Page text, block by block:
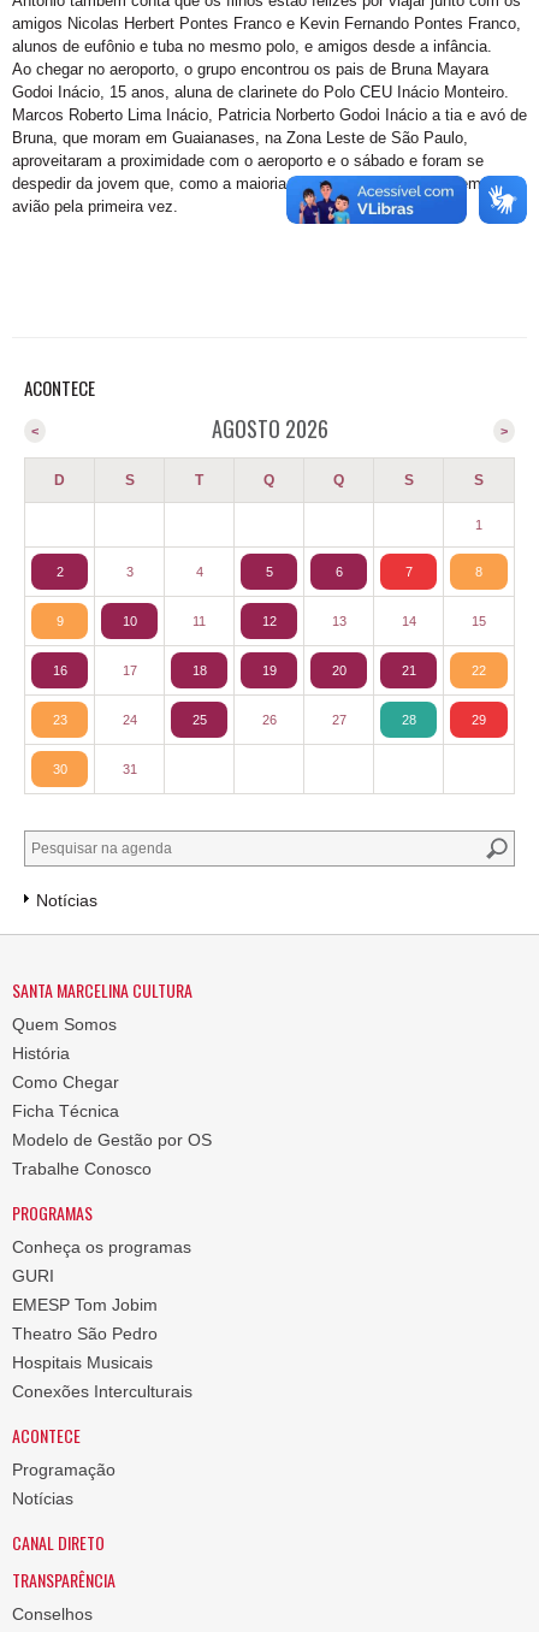
amigos Nicolas Herbert Pontes Franco e Kevin Fernando Pontes Franco,
alunos de eufônio e tuba no mesmo polo, e amigos desde a infância.
Ao chegar no aeroporto, o grupo encontrou os pais de Bruna Mayara
Godoi Inácio, 15 anos, aluna de clarinete do Polo CEU Inácio Monteiro.
Marcos Roberto Lima Inácio, Patricia Norberto Godoi Inácio a tia e avó de
Bruna, que moram em Guaianases, na Zona Leste de São Paulo,
aproveitaram a proximidade com o aeroporto e o sábado e foram se
despedir da jovem que, como a maioria dos guris, embarcavam em um
avião pela primeira vez.
ACONTECE
AGOSTO 2026 >
<
D S T Q Q S S
1
2 3 4 5 6 7 8
9 10 11 12 13 14 15
16 17 18 19 20 21 22
23 24 25 26 27 28 29
30 31
Notícias
SANTA MARCELINA CULTURA
Quem Somos
História
Como Chegar
Ficha Técnica
Modelo de Gestão por OS
Trabalhe Conosco
PROGRAMAS
Conheça os programas
GURI
EMESP Tom Jobim
Theatro São Pedro
Hospitais Musicais
Conexões Interculturais
ACONTECE
Programação
Notícias
CANAL DIRETO
TRANSPARÊNCIA
Conselhos